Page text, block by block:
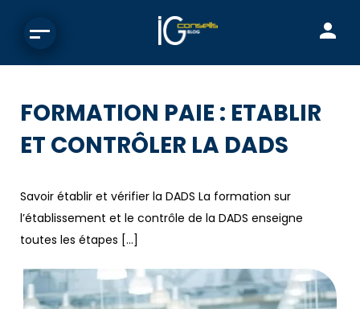
FORMATION PAIE : ETABLIR
ET CONTRÔLER LA DADS
Savoir établir et vérifier la DADS La formation sur
l’établissement et le contrôle de la DADS enseigne
toutes les étapes […]